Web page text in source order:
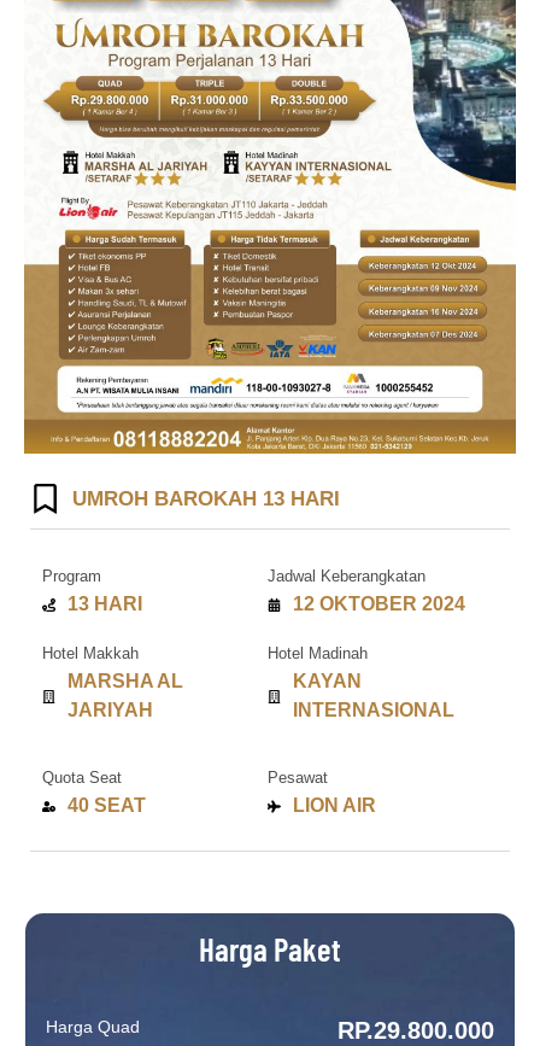
UMROH BAROKAH 13 HARI
Program
13 HARI
Jadwal Keberangkatan
12 OKTOBER 2024
Hotel Makkah
MARSHA AL
JARIYAH
Hotel Madinah
KAYAN
INTERNASIONAL
Quota Seat
40 SEAT
Pesawat
LION AIR
Harga Paket
Harga Quad
RP.29.800.000